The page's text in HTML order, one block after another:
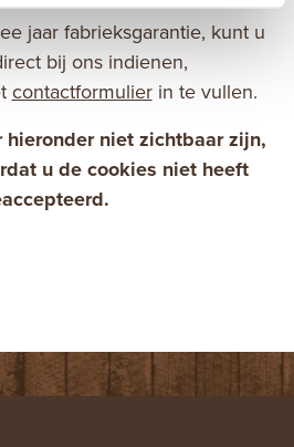
jaar fabrieksgarantie, kunt u
bij ons indienen,
contactformulierin te vullen.
niet zichtbaar zijn,
u de cookies niet heeft